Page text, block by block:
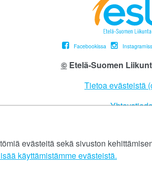
evästeitä sekä sivuston
käyttämistämme evästeistä.​​​​​​
Facebookissa
©Etelä-Suomen
Tietoa evästeistä